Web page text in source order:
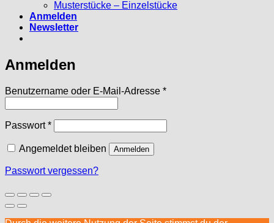
Musterstücke – Einzelstücke
Anmelden
Newsletter
Anmelden
Benutzername oder E-Mail-Adresse *Erforderlich
Passwort*Erforderlich
Angemeldet bleiben Anmelden
Passwort vergessen?